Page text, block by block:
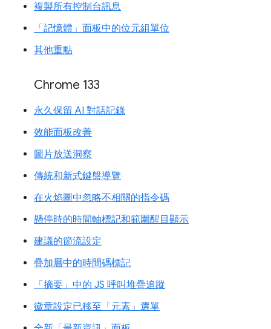
複製所有控制台訊息
「記憶體」面板中的位元組單位
其他重點
Chrome 133
永久保留 AI 對話記錄
效能面板改善
圖片放送洞察
傳統和新式鍵盤導覽
在火焰圖中忽略不相關的指令碼
懸停時的時間軸標記和範圍醒目顯示
建議的節流設定
疊加層中的時間碼標記
「摘要」中的 JS 呼叫堆疊追蹤
徽章設定已移至「元素」選單